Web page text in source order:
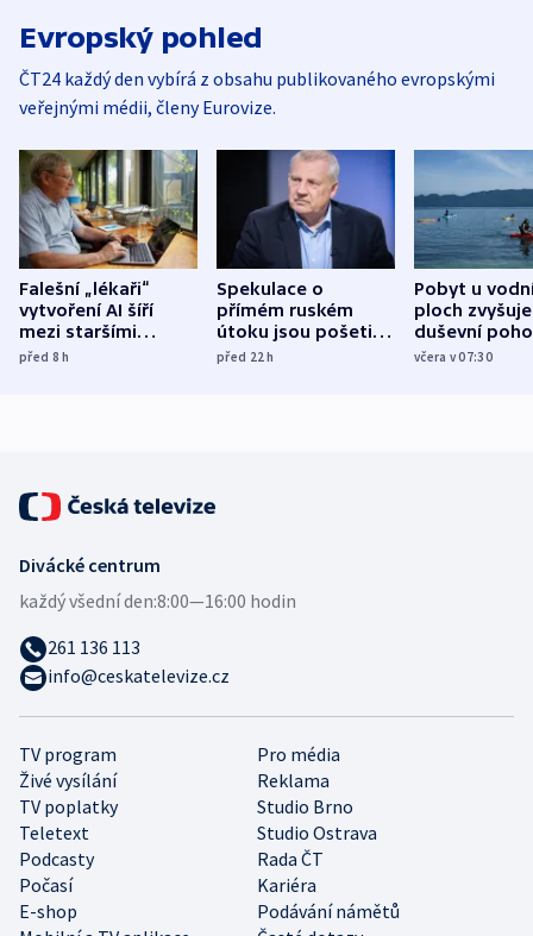
Evropský pohled
ČT24 každý den vybírá z obsahu publikovaného evropskými
veřejnými médii, členy Eurovize.
Falešní „lékaři“
vytvoření AI šíří
mezi staršími
Poláky nebezpečné
před 8h
Spekulace o
přímém ruském
útoku jsou pošetilé,
míní estonský
před 22h
Pobyt u
ploch zvyšuje
duševní
ukázala
včera v 07:30
TV program
Pro média
Živé vysílání
Reklama
TV poplatky
Studio Brno
Teletext
Studio Ostrava
Podcasty
Rada ČT
Počasí
Kariéra
E-shop
Podávání námětů
Divácké centrum
každý všední den:8:00—16:00 hodin
261 136 113
info@ceskatelevize.cz